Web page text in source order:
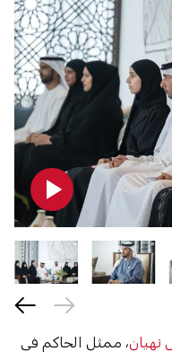
نهيان، ممثل الحاكم في